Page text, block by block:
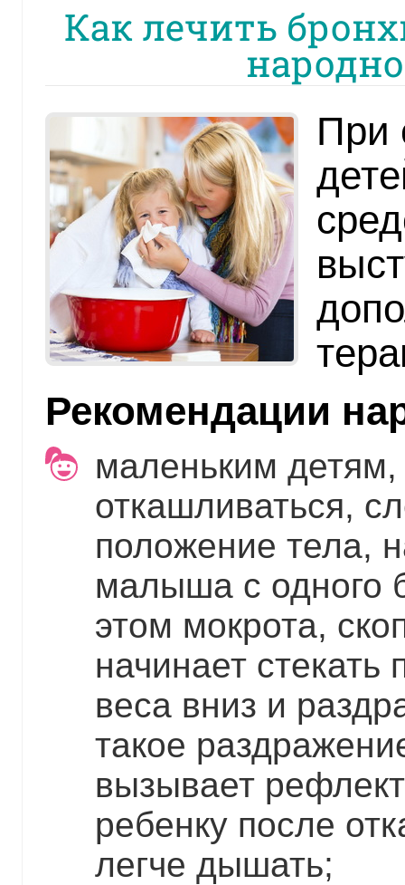
Как лечить
При
Рекомендации
маленьким
откашливаться,
положение тела,
малыша с одного
этом мокрота,
начинает стекать
веса вниз и
такое
вызывает
ребенку после
легче дышать;